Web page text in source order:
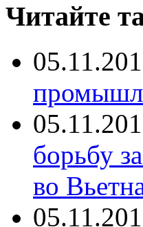
Читайте
борьбу
во